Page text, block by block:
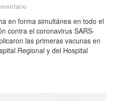
en forma simultánea en todo el
contra el coronavirus SARS-
las primeras vacunas en
Regional y del Hospital